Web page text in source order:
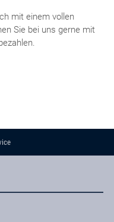
mit einem vollen
Sie bei uns gerne mit